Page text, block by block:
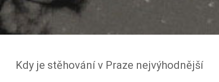
Kdy je stěhování v Praze nejvýhodnější